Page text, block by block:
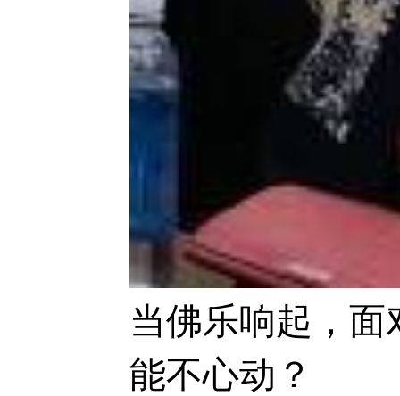
当佛乐响起，
能不心动？